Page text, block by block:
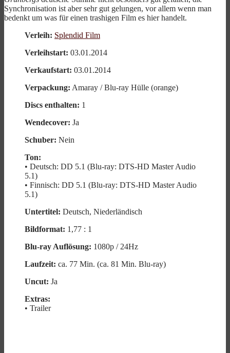
Synchronisation ist aber sehr gut gelungen, vor allem wenn man
bedenkt um was für einen trashigen Film es hier handelt.
Verleih: Splendid Film
Verleihstart: 03.01.2014
Verkaufstart: 03.01.2014
Verpackung: Amaray / Blu-ray Hülle (orange)
Discs enthalten: 1
Wendecover: Ja
Schuber: Nein
Ton:
• Deutsch: DD 5.1 (Blu-ray: DTS-HD Master Audio
5.1)
• Finnisch: DD 5.1 (Blu-ray: DTS-HD Master Audio
5.1)
Untertitel: Deutsch, Niederländisch
Bildformat: 1,77 : 1
Blu-ray Auflösung: 1080p / 24Hz
Laufzeit: ca. 77 Min. (ca. 81 Min. Blu-ray)
Uncut: Ja
Extras:
• Trailer